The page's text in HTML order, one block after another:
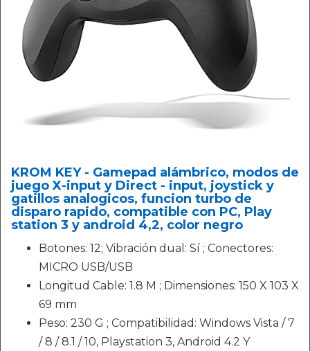
KROM KEY - Gamepad alámbrico, modos de
juego X-input y Direct - input, joystick y
gatillos analogicos, funcion turbo de
disparo rapido, compatible con PC, Play
station 3 y android 4,2, color negro
Botones: 12; Vibración dual: Sí ; Conectores:
MICRO USB/USB
Longitud Cable: 1.8 M ; Dimensiones: 150 X 103 X
69 mm
Peso: 230 G ; Compatibilidad: Windows Vista / 7
/ 8 / 8.1 / 10, Playstation 3, Android 4.2 Y